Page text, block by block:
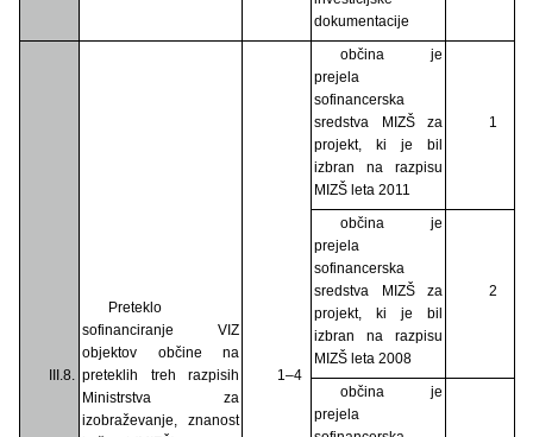
dokumentacije
III.8.
Preteklo
sofinanciranje VIZ
objektov občine na
preteklih treh razpisih
Ministrstva za
izobraževanje, znanost
1–4
občina je
prejela
sofinancerska
sredstva MIZŠ za
projekt, ki je bil
izbran na razpisu
MIZŠ leta 2011
1
občina je
prejela
sofinancerska
sredstva MIZŠ za
projekt, ki je bil
izbran na razpisu
MIZŠ leta 2008
2
občina je
prejela